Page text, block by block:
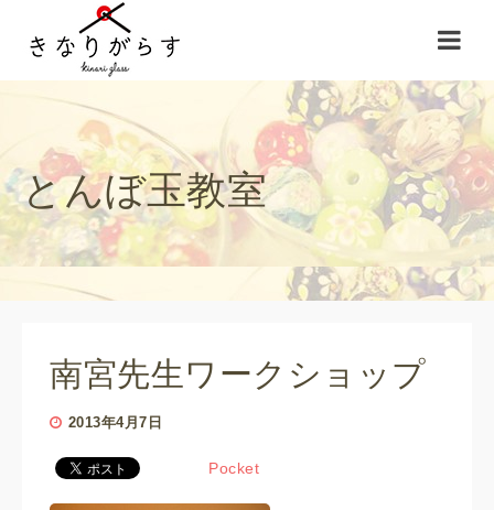
とんぼ玉教室
南宮先生ワークショップ
2013年4月7日
Pocket